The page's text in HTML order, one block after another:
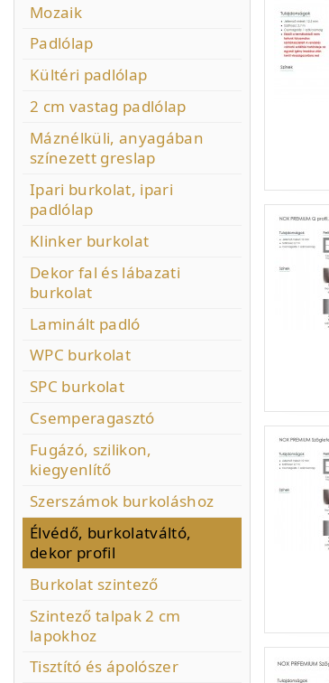
Mozaik
Padlólap
Kültéri padlólap
2 cm vastag padlólap
Máznélküli, anyagában
színezett greslap
Ipari burkolat, ipari
padlólap
Klinker burkolat
Dekor fal és lábazati
burkolat
Laminált padló
WPC burkolat
SPC burkolat
Csemperagasztó
Fugázó, szilikon,
kiegyenlítő
Szerszámok burkoláshoz
Élvédő, burkolatváltó,
dekor profil
Burkolat szintező
Szintező talpak 2 cm
lapokhoz
Tisztító és ápolószer